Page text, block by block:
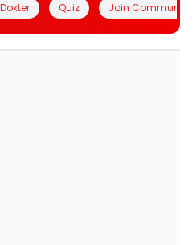
Quiz Join Community